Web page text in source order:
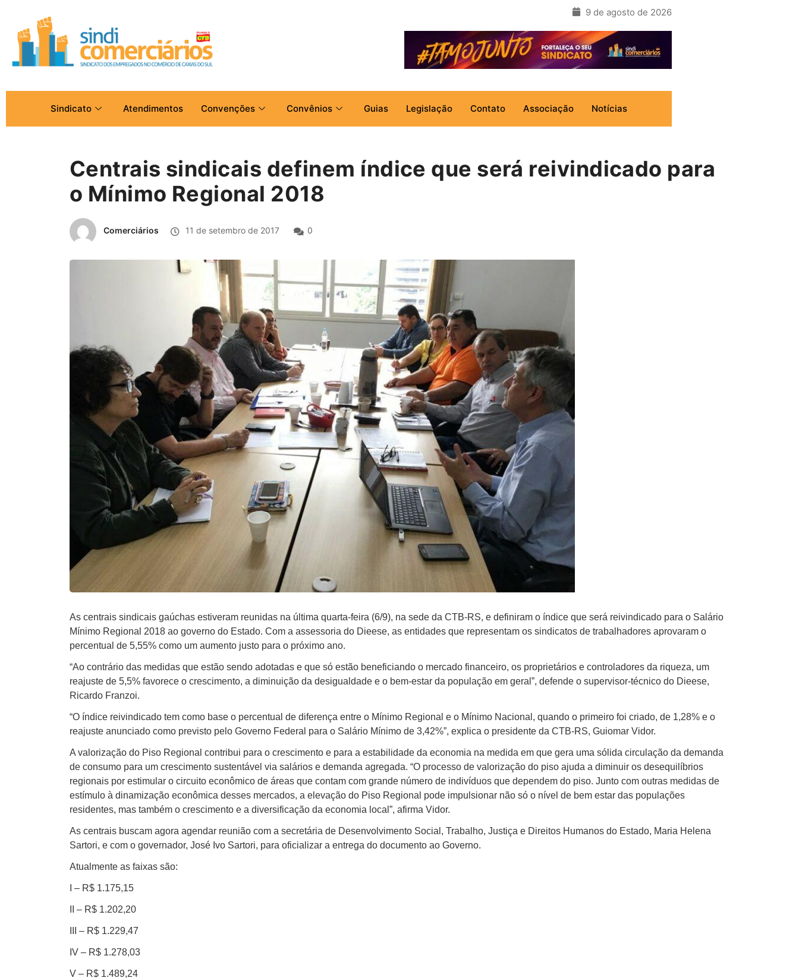
9 de agosto de 2026
Sindicato Atendimentos Convenções Convênios Guias Legislação Contato Associação Notícias
Centrais sindicais definem índice que será reivindicado para
o Mínimo Regional 2018
Comerciários 11 de setembro de 2017 0
As centrais sindicais gaúchas estiveram reunidas na última quarta-feira (6/9), na sede da CTB-RS, e definiram o índice que será reivindicado para o Salário
Mínimo Regional 2018 ao governo do Estado. Com a assessoria do Dieese, as entidades que representam os sindicatos de trabalhadores aprovaram o
percentual de 5,55% como um aumento justo para o próximo ano.
“Ao contrário das medidas que estão sendo adotadas e que só estão beneficiando o mercado financeiro, os proprietários e controladores da riqueza, um
reajuste de 5,5% favorece o crescimento, a diminuição da desigualdade e o bem-estar da população em geral”, defende o supervisor-técnico do Dieese,
Ricardo Franzoi.
“O índice reivindicado tem como base o percentual de diferença entre o Mínimo Regional e o Mínimo Nacional, quando o primeiro foi criado, de 1,28% e o
reajuste anunciado como previsto pelo Governo Federal para o Salário Mínimo de 3,42%”, explica o presidente da CTB-RS, Guiomar Vidor.
A valorização do Piso Regional contribui para o crescimento e para a estabilidade da economia na medida em que gera uma sólida circulação da demanda
de consumo para um crescimento sustentável via salários e demanda agregada. “O processo de valorização do piso ajuda a diminuir os desequilíbrios
regionais por estimular o circuito econômico de áreas que contam com grande número de indivíduos que dependem do piso. Junto com outras medidas de
estímulo à dinamização econômica desses mercados, a elevação do Piso Regional pode impulsionar não só o nível de bem estar das populações
residentes, mas também o crescimento e a diversificação da economia local”, afirma Vidor.
As centrais buscam agora agendar reunião com a secretária de Desenvolvimento Social, Trabalho, Justiça e Direitos Humanos do Estado, Maria Helena
Sartori, e com o governador, José Ivo Sartori, para oficializar a entrega do documento ao Governo.
Atualmente as faixas são:
I – R$ 1.175,15
II – R$ 1.202,20
III – R$ 1.229,47
IV – R$ 1.278,03
V – R$ 1.489,24